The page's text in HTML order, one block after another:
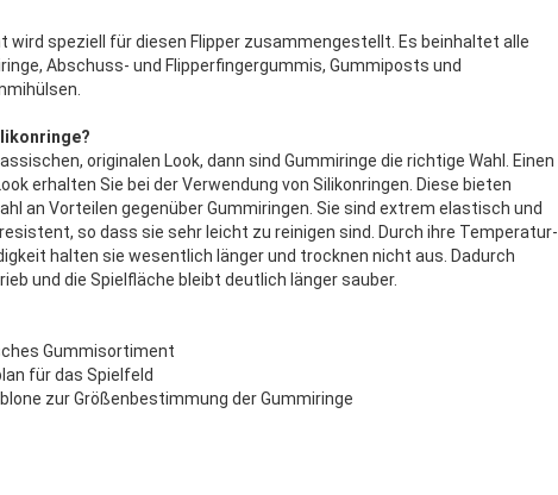
wird speziell für diesen Flipper zusammengestellt. Es beinhaltet alle
Abschuss- und Flipperfingergummis, Gummiposts und
originalen Look, dann sind Gummiringe die richtige Wahl. Einen
erhalten Sie bei der Verwendung von Silikonringen. Diese bieten
an Vorteilen gegenüber Gummiringen. Sie sind extrem elastisch und
so dass sie sehr leicht zu reinigen sind. Durch ihre Temperatur-
halten sie wesentlich länger und trocknen nicht aus. Dadurch
und die Spielfläche bleibt deutlich länger sauber.
Gummisortiment
für das Spielfeld
zur Größenbestimmung der Gummiringe